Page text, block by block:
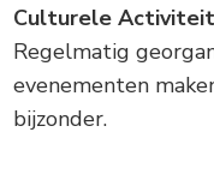
Culturele
Regelmatig
evenementen
bijzonder.